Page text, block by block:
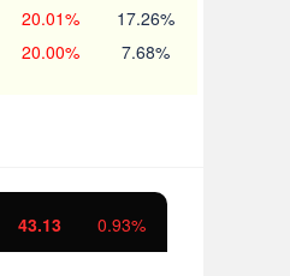
20.01% 17.26%
20.00% 7.68%
43.13 0.93%